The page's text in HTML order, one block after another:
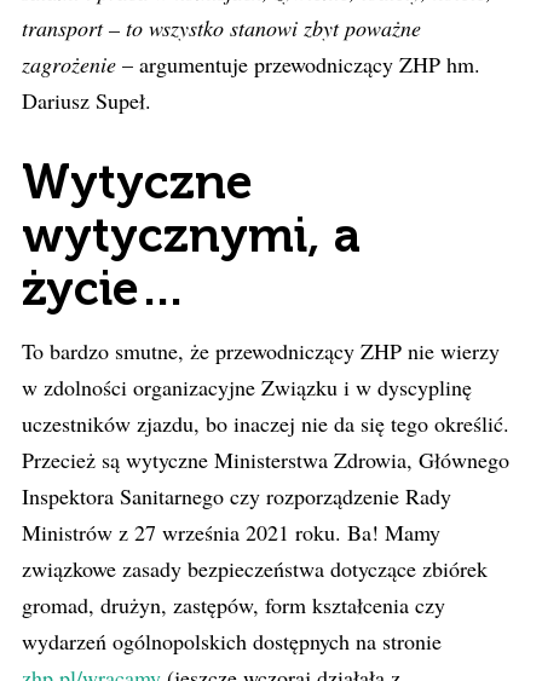
transport – to wszystko stanowi zbyt poważne
zagrożenie – argumentuje przewodniczący ZHP hm.
Dariusz Supeł.
Wytyczne
wytycznymi, a
życie…
To bardzo smutne, że przewodniczący ZHP nie wierzy
w zdolności organizacyjne Związku i w dyscyplinę
uczestników zjazdu, bo inaczej nie da się tego określić.
Przecież są wytyczne Ministerstwa Zdrowia, Głównego
Inspektora Sanitarnego czy rozporządzenie Rady
Ministrów z 27 września 2021 roku. Ba! Mamy
związkowe zasady bezpieczeństwa dotyczące zbiórek
gromad, drużyn, zastępów, form kształcenia czy
wydarzeń ogólnopolskich dostępnych na stronie